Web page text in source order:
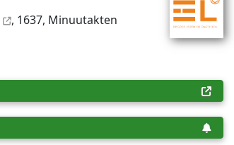
, 1637, Minuutakten